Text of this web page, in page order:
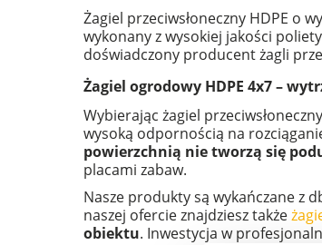
Żagiel przeciwsłoneczny HDPE o
wykonany z wysokiej jakości
doświadczony producent żagli
Żagiel ogrodowy HDPE 4x7 –
Wybierając żagiel
wysoką odpornością na
powierzchnią nie tworzą się
placami zabaw.
Nasze produkty są wykańczane z
naszej ofercie znajdziesz także
obiektu. Inwestycja w